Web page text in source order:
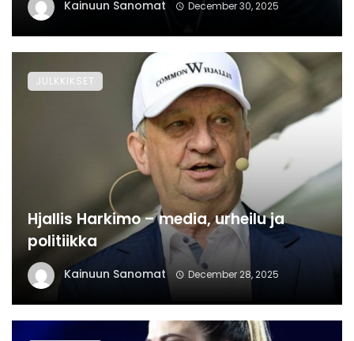
Kainuun Sanomat December 30, 2025
Hjallis Harkimo – media, urheilu ja
politiikka
Kainuun Sanomat December 28, 2025
JULKKIKSET